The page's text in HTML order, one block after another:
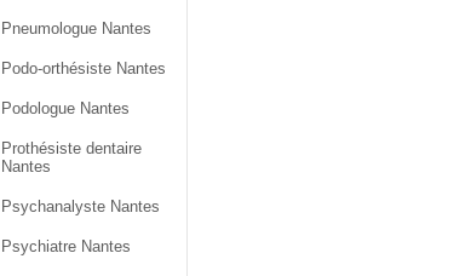
Pneumologue Nantes
Podo-orthésiste Nantes
Podologue Nantes
Prothésiste dentaire
Nantes
Psychanalyste Nantes
Psychiatre Nantes